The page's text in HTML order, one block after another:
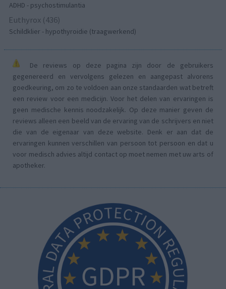
ADHD - psychostimulantia
Euthyrox (436)
Schildklier - hypothyroidie (traagwerkend)
De reviews op deze pagina zijn door de gebruikers
gegenereerd en vervolgens gelezen en aangepast alvorens
goedkeuring, om zo te voldoen aan onze standaarden wat betreft
een review voor een medicijn. Voor het delen van ervaringen is
geen medische kennis noodzakelijk. Op deze manier geven de
reviews alleen een beeld van de ervaring van de schrijvers en niet
die van de eigenaar van deze website. Denk er aan dat de
ervaringen kunnen verschillen van persoon tot persoon en dat u
voor medisch advies altijd contact op moet nemen met uw arts of
apotheker.